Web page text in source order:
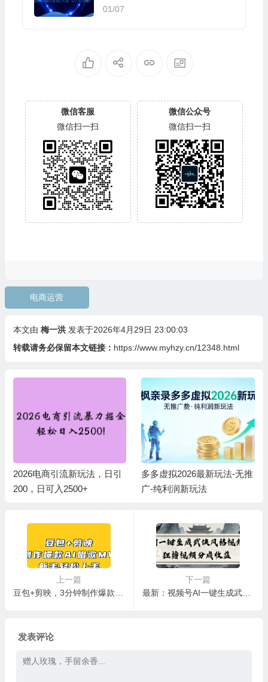
（27节完整）
01/07
微信客服
微信扫一扫
微信公众号
微信扫一扫
电商运营
本文由 梅一洪 发表于2026年4月29日 23:00:03
转载请务必保留本文链接： https://www.myhzy.cn/12348.html
2026电商引流新玩法，日引
200，日可入2500+
多多虚拟2026最新玩法-无推
广-纯利润新玩法
上一篇
下一篇
最新：视频号AI一键生成武侠风格视频，狂撸视频号分成收益，学完轻松日入1000+
发表评论